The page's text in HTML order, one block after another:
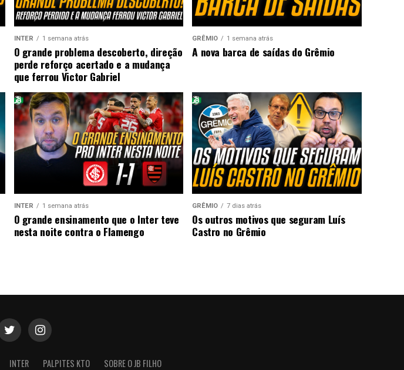
INTER 1 semana atrás
O grande problema descoberto, direção
perde reforço acertado e a mudança
que ferrou Victor Gabriel
GRÊMIO 1 semana atrás
A nova barca de saídas do Grêmio
INTER 1 semana atrás
O grande ensinamento que o Inter teve
nesta noite contra o Flamengo
GRÊMIO 7 dias atrás
Os outros motivos que seguram Luís
Castro no Grêmio
INTER PALPITES KTO SOBRE O JB FILHO